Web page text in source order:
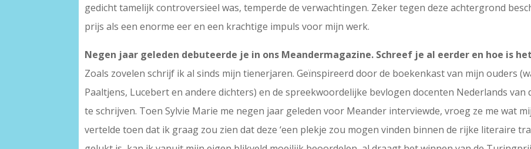
gedicht tamelijk controversieel was, temperde de verwachtingen. Zeker tegen deze achtergrond
prijs als een enorme eer en een krachtige impuls voor mijn werk.
Negen jaar geleden debuteerde je in ons Meandermagazine. Schreef je al eerder en hoe is
Zoals zovelen schrijf ik al sinds mijn tienerjaren. Geïnspireerd door de boekenkast van mijn ouders
Paaltjens, Lucebert en andere dichters) en de spreekwoordelijke bevlogen docenten Nederlands
te schrijven. Toen Sylvie Marie me negen jaar geleden voor Meander interviewde, vroeg ze me wat
vertelde toen dat ik graag zou zien dat deze ‘een plekje zou mogen vinden binnen de rijke literaire